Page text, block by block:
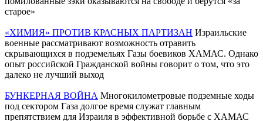
старое»
«ХИМИЯ» ПРОТИВ КРАСНЫХ ПАРТИЗАН Израильские
военные рассматривают возможность отравить
скрывающихся в подземельях Газы боевиков ХАМАС. Однако
опыт российской Гражданской войны говорит о том, что это
далеко не лучший выход
БУНКЕРНАЯ ВОЙНА Многокилометровые подземные ходы
под сектором Газа долгое время служат главным
препятствием для Израиля в эффективной борьбе с ХАМАС